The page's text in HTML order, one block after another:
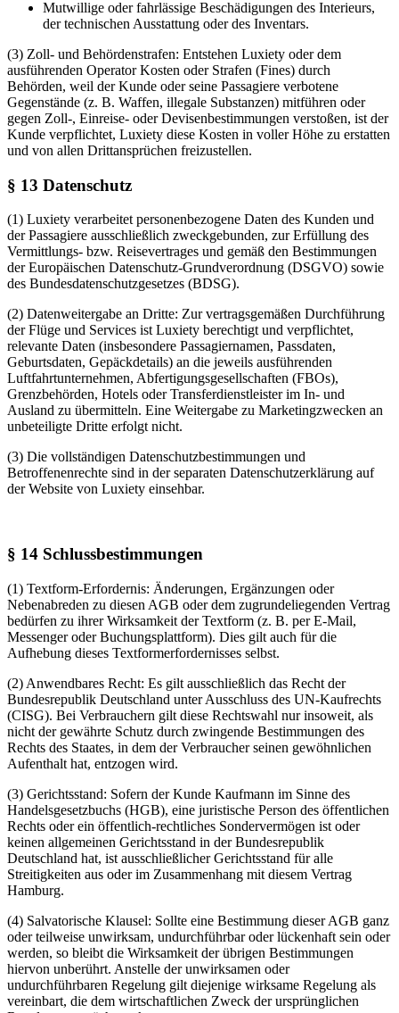
Mutwillige oder fahrlässige Beschädigungen des Interieurs,
der technischen Ausstattung oder des Inventars.
(3) Zoll- und Behördenstrafen: Entstehen Luxiety oder dem
ausführenden Operator Kosten oder Strafen (Fines) durch
Behörden, weil der Kunde oder seine Passagiere verbotene
Gegenstände (z. B. Waffen, illegale Substanzen) mitführen oder
gegen Zoll-, Einreise- oder Devisenbestimmungen verstoßen, ist der
Kunde verpflichtet, Luxiety diese Kosten in voller Höhe zu erstatten
und von allen Drittansprüchen freizustellen.
§ 13 Datenschutz
(1) Luxiety verarbeitet personenbezogene Daten des Kunden und
der Passagiere ausschließlich zweckgebunden, zur Erfüllung des
Vermittlungs- bzw. Reisevertrages und gemäß den Bestimmungen
der Europäischen Datenschutz-Grundverordnung (DSGVO) sowie
des Bundesdatenschutzgesetzes (BDSG).
(2) Datenweitergabe an Dritte: Zur vertragsgemäßen Durchführung
der Flüge und Services ist Luxiety berechtigt und verpflichtet,
relevante Daten (insbesondere Passagiernamen, Passdaten,
Geburtsdaten, Gepäckdetails) an die jeweils ausführenden
Luftfahrtunternehmen, Abfertigungsgesellschaften (FBOs),
Grenzbehörden, Hotels oder Transferdienstleister im In- und
Ausland zu übermitteln. Eine Weitergabe zu Marketingzwecken an
unbeteiligte Dritte erfolgt nicht.
(3) Die vollständigen Datenschutzbestimmungen und
Betroffenenrechte sind in der separaten Datenschutzerklärung auf
der Website von Luxiety einsehbar.
§ 14 Schlussbestimmungen
(1) Textform-Erfordernis: Änderungen, Ergänzungen oder
Nebenabreden zu diesen AGB oder dem zugrundeliegenden Vertrag
bedürfen zu ihrer Wirksamkeit der Textform (z. B. per E-Mail,
Messenger oder Buchungsplattform). Dies gilt auch für die
Aufhebung dieses Textformerfordernisses selbst.
(2) Anwendbares Recht: Es gilt ausschließlich das Recht der
Bundesrepublik Deutschland unter Ausschluss des UN-Kaufrechts
(CISG). Bei Verbrauchern gilt diese Rechtswahl nur insoweit, als
nicht der gewährte Schutz durch zwingende Bestimmungen des
Rechts des Staates, in dem der Verbraucher seinen gewöhnlichen
Aufenthalt hat, entzogen wird.
(3) Gerichtsstand: Sofern der Kunde Kaufmann im Sinne des
Handelsgesetzbuchs (HGB), eine juristische Person des öffentlichen
Rechts oder ein öffentlich-rechtliches Sondervermögen ist oder
keinen allgemeinen Gerichtsstand in der Bundesrepublik
Deutschland hat, ist ausschließlicher Gerichtsstand für alle
Streitigkeiten aus oder im Zusammenhang mit diesem Vertrag
Hamburg.
(4) Salvatorische Klausel: Sollte eine Bestimmung dieser AGB ganz
oder teilweise unwirksam, undurchführbar oder lückenhaft sein oder
werden, so bleibt die Wirksamkeit der übrigen Bestimmungen
hiervon unberührt. Anstelle der unwirksamen oder
undurchführbaren Regelung gilt diejenige wirksame Regelung als
vereinbart, die dem wirtschaftlichen Zweck der ursprünglichen